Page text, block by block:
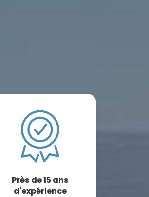
Près de 15 ans
d'expérience